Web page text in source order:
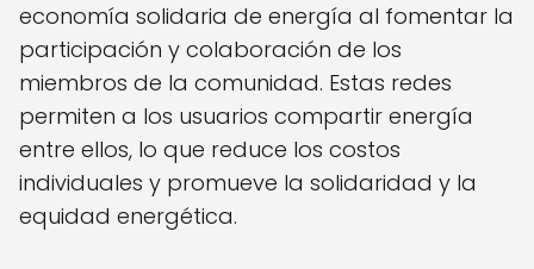
economía solidaria de energía al fomentar la
participación y colaboración de los
miembros de la comunidad. Estas redes
permiten a los usuarios compartir energía
entre ellos, lo que reduce los costos
individuales y promueve la solidaridad y la
equidad energética.